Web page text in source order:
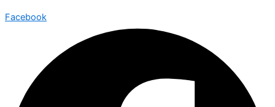
Facebook